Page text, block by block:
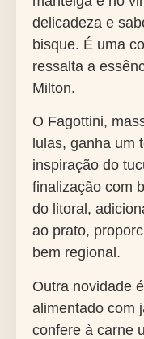
delicadeza e
bisque. É uma
ressalta a
Milton.
O Fagottini,
lulas, ganha um
inspiração do
finalização com
do litoral,
ao prato,
bem regional.
Outra novidade
alimentado com
confere à carne